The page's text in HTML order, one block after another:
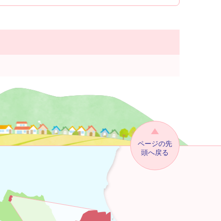
ページの先
頭へ戻る